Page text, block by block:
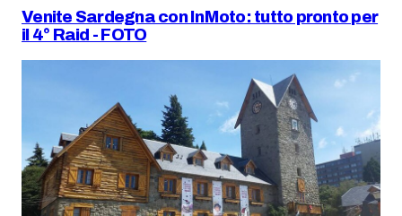
Venite Sardegna con InMoto: tutto pronto per
il 4° Raid - FOTO